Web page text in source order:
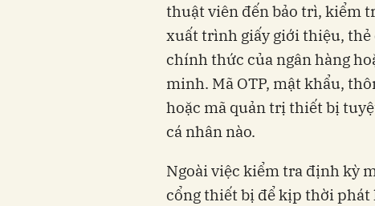
thuật viên đến bảo trì, kiểm
xuất trình giấy giới thiệu, thẻ
chính thức của ngân hàng
minh. Mã OTP, mật khẩu,
hoặc mã quản trị thiết bị
cá nhân nào.
Ngoài việc kiểm tra định kỳ
cổng thiết bị để kịp thời phát